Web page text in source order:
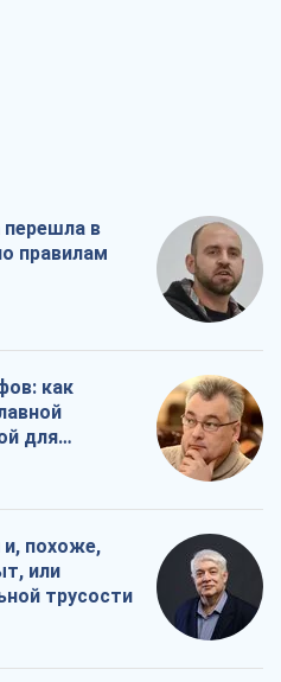
перешла в
правилам
как
для
и, похоже,
или
трусости